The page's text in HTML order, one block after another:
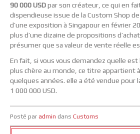
90 000 USDpar son créateur, ce qui en
dispendieuse issue de la Custom Shop
d’une exposition à Singapour en février
plus d’une dizaine de propositions
présumer que sa valeur de vente réelle
En fait, si vous vous demandez quelle
plus chère au monde, ce titre appartient à
quelques années. elle a été vendue pour
1 000 000 USD.
Posté par admin dans Customs